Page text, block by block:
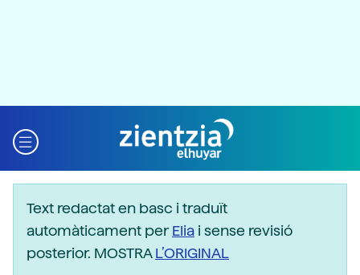
Text redactat en basc i traduït
automàticament perElia i sense revisió
posterior. MOSTRAL’ORIGINAL